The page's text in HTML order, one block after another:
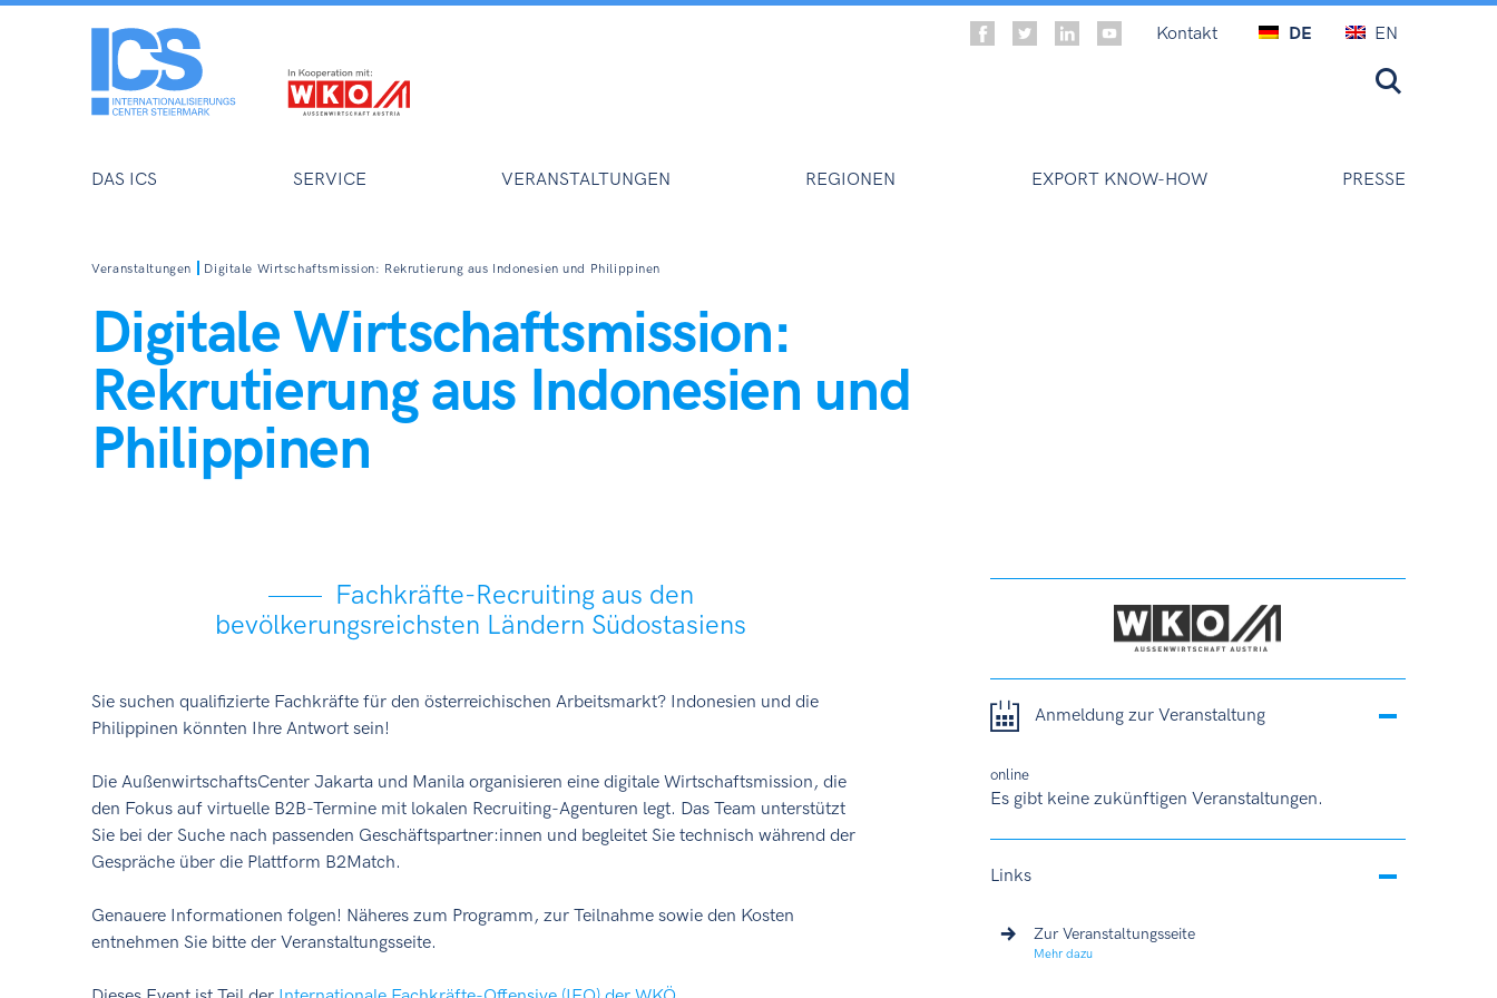
DAS ICS SERVICE VERANSTALTUNGEN REGIONEN EXPORT KNOW-HOW PRESSE
Kontakt DE EN
Veranstaltungen Digitale Wirtschaftsmission: Rekrutierung aus Indonesien und Philippinen
Digitale Wirtschaftsmission:
Rekrutierung aus Indonesien und
Philippinen
Anmeldung zur Veranstaltung
online
Es gibt keine zukünftigen Veranstaltungen.
Links
Zur Veranstaltungsseite
Mehr dazu
Fachkräfte-Recruiting aus den
bevölkerungsreichsten Ländern Südostasiens
Sie suchen qualifizierte Fachkräfte für den österreichischen Arbeitsmarkt? Indonesien und die
Philippinen könnten Ihre Antwort sein!
Die AußenwirtschaftsCenter Jakarta und Manila organisieren eine digitale Wirtschaftsmission, die
den Fokus auf virtuelle B2B-Termine mit lokalen Recruiting-Agenturen legt. Das Team unterstützt
Sie bei der Suche nach passenden Geschäftspartner:innen und begleitet Sie technisch während der
Gespräche über die Plattform B2Match.
Genauere Informationen folgen! Näheres zum Programm, zur Teilnahme sowie den Kosten
entnehmen Sie bitte der Veranstaltungsseite.